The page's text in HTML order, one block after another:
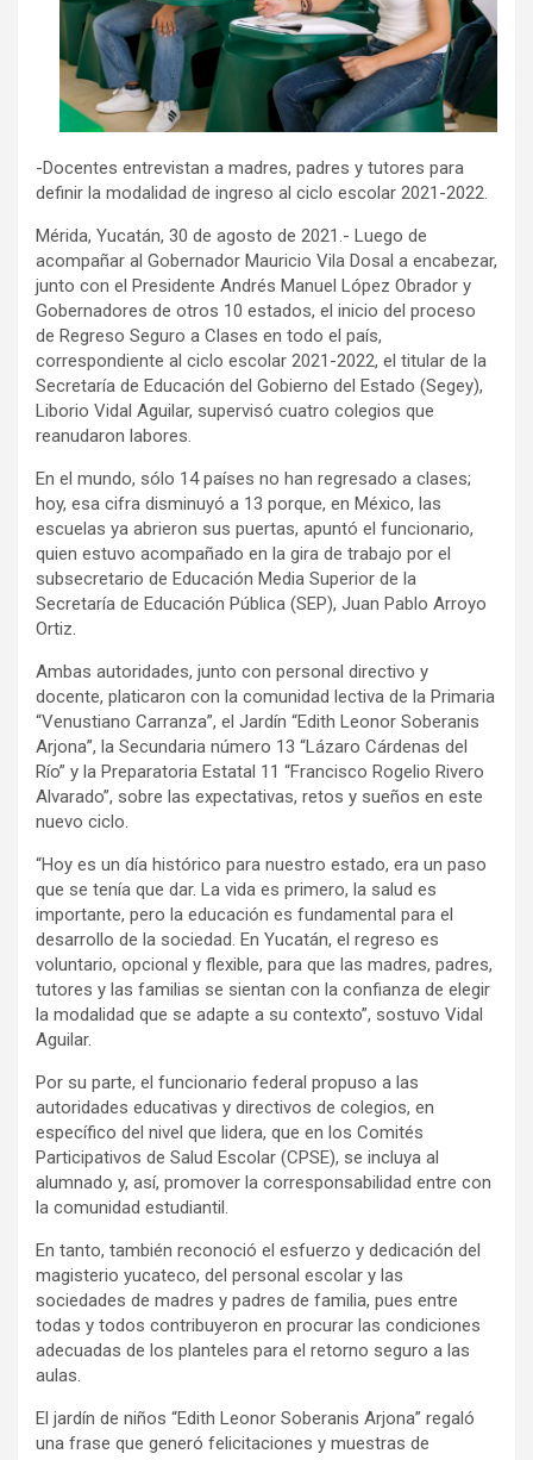
-Docentes entrevistan a madres, padres y tutores para
definir la modalidad de ingreso al ciclo escolar 2021-2022.
Mérida, Yucatán, 30 de agosto de 2021.- Luego de
acompañar al Gobernador Mauricio Vila Dosal a encabezar,
junto con el Presidente Andrés Manuel López Obrador y
Gobernadores de otros 10 estados, el inicio del proceso
de Regreso Seguro a Clases en todo el país,
correspondiente al ciclo escolar 2021-2022, el titular de la
Secretaría de Educación del Gobierno del Estado (Segey),
Liborio Vidal Aguilar, supervisó cuatro colegios que
reanudaron labores.
En el mundo, sólo 14 países no han regresado a clases;
hoy, esa cifra disminuyó a 13 porque, en México, las
escuelas ya abrieron sus puertas, apuntó el funcionario,
quien estuvo acompañado en la gira de trabajo por el
subsecretario de Educación Media Superior de la
Secretaría de Educación Pública (SEP), Juan Pablo Arroyo
Ortiz.
Ambas autoridades, junto con personal directivo y
docente, platicaron con la comunidad lectiva de la Primaria
“Venustiano Carranza”, el Jardín “Edith Leonor Soberanis
Arjona”, la Secundaria número 13 “Lázaro Cárdenas del
Río” y la Preparatoria Estatal 11 “Francisco Rogelio Rivero
Alvarado”, sobre las expectativas, retos y sueños en este
nuevo ciclo.
“Hoy es un día histórico para nuestro estado, era un paso
que se tenía que dar. La vida es primero, la salud es
importante, pero la educación es fundamental para el
desarrollo de la sociedad. En Yucatán, el regreso es
voluntario, opcional y flexible, para que las madres, padres,
tutores y las familias se sientan con la confianza de elegir
la modalidad que se adapte a su contexto”, sostuvo Vidal
Aguilar.
Por su parte, el funcionario federal propuso a las
autoridades educativas y directivos de colegios, en
específico del nivel que lidera, que en los Comités
Participativos de Salud Escolar (CPSE), se incluya al
alumnado y, así, promover la corresponsabilidad entre con
la comunidad estudiantil.
En tanto, también reconoció el esfuerzo y dedicación del
magisterio yucateco, del personal escolar y las
sociedades de madres y padres de familia, pues entre
todas y todos contribuyeron en procurar las condiciones
adecuadas de los planteles para el retorno seguro a las
aulas.
El jardín de niños “Edith Leonor Soberanis Arjona” regaló
una frase que generó felicitaciones y muestras de